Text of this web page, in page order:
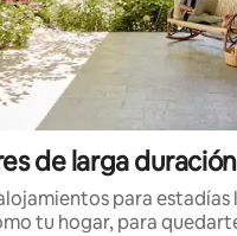
de larga
para estadías
tu hogar, para